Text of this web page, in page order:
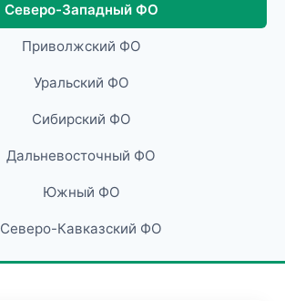
Северо-Западный ФО
Приволжский ФО
Уральский ФО
Сибирский ФО
Дальневосточный ФО
Южный ФО
Северо-Кавказский ФО